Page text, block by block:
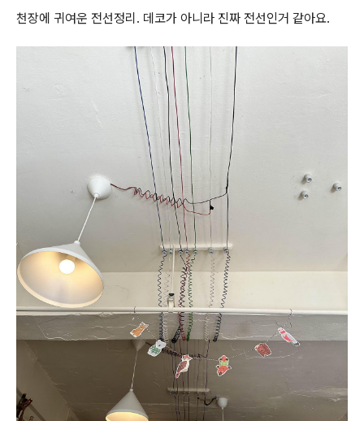
천장에 귀여운 전선정리. 데코가 아니라 진짜 전선인거 같아요.